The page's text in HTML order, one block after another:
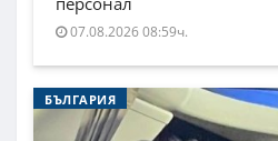
07.08.2026 08:59ч.
БЪЛГАРИЯ